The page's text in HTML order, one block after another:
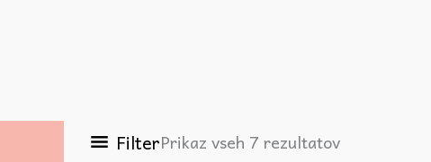
FilterPrikaz vseh 7 rezultatov